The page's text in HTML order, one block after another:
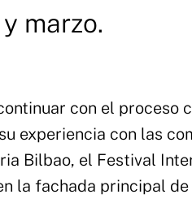
marzo.
con el proceso
experiencia con las
Bilbao, el Festival
la fachada principal